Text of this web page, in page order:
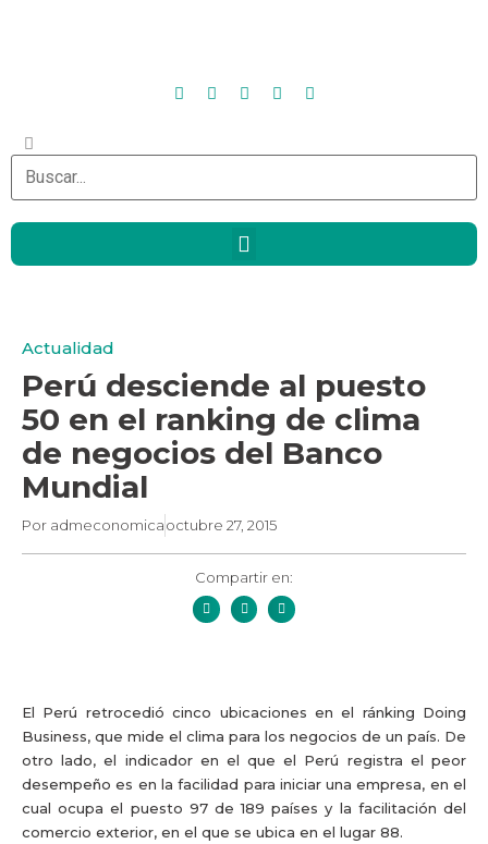
Actualidad
Perú desciende al puesto
50 en el ranking de clima
de negocios del Banco
Mundial
Por admeconomicaoctubre 27, 2015
Compartir en:
El Perú retrocedió cinco ubicaciones en el ránking Doing
Business, que mide el clima para los negocios de un país. De
otro lado, el indicador en el que el Perú registra el peor
desempeño es en la facilidad para iniciar una empresa, en el
cual ocupa el puesto 97 de 189 países y la facilitación del
comercio exterior, en el que se ubica en el lugar 88.